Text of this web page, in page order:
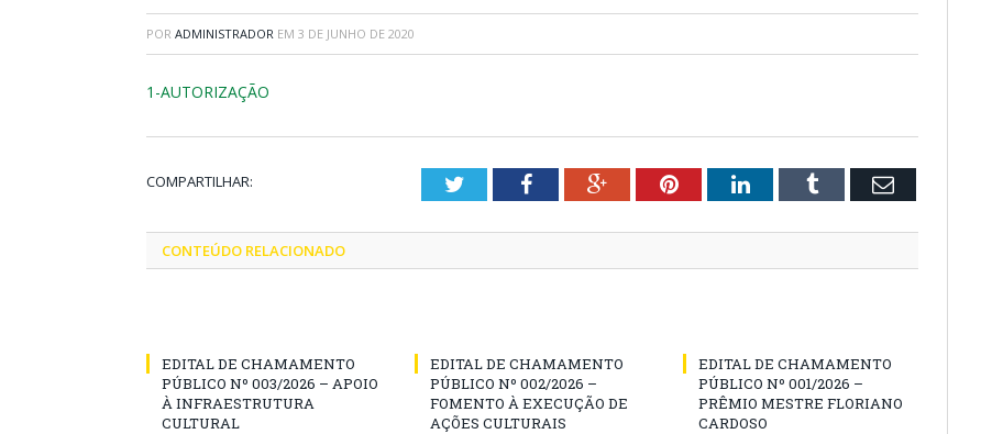
POR ADMINISTRADOR EM 3 DE JUNHO DE 2020
1-AUTORIZAÇÃO
COMPARTILHAR: TwitterFacebookGoogle+PinterestLinkedInTumblr Email
CONTEÚDO RELACIONADO
EDITAL DE CHAMAMENTO
PÚBLICO Nº 003/2026 – APOIO
À INFRAESTRUTURA
CULTURAL
EDITAL DE CHAMAMENTO
PÚBLICO Nº 002/2026 –
FOMENTO À EXECUÇÃO DE
AÇÕES CULTURAIS
EDITAL DE CHAMAMENTO
PÚBLICO Nº 001/2026 –
PRÊMIO MESTRE FLORIANO
CARDOSO